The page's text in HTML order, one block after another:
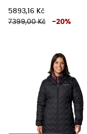
5893,16 Kč
7399,00 Kč
-20%